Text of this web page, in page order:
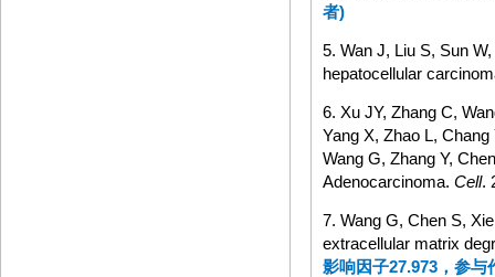
者)
5. Wan J, Liu S, Sun
hepatocellular
6. Xu JY, Zhang C,
Yang X, Zhao L,
Wang G, Zhang Y,
Adenocarcinoma. Cell.
7. Wang G, Chen S,
extracellular matrix
影响因子27.973 ，参与